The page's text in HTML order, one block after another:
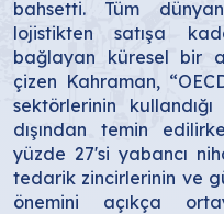
bahsetti. Tüm
lojistikten satışa
bağlayan küresel bir
çizen Kahraman,
sektörlerinin
dışından temin
yüzde 27'si yabancı
tedarik zincirlerinin ve
önemini açıkça